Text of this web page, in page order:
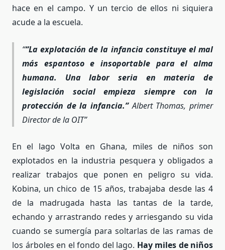
hace en el campo. Y un tercio de ellos ni siquiera
acude a la escuela.
“La explotación de la infancia constituye el mal
más espantoso e insoportable para el alma
humana. Una labor seria en materia de
legislación social empieza siempre con la
protección de la infancia.”Albert Thomas, primer
Director de la OIT
En el lago Volta en Ghana, miles de niños son
explotados en la industria pesquera y obligados a
realizar trabajos que ponen en peligro su vida.
Kobina, un chico de 15 años, trabajaba desde las 4
de la madrugada hasta las tantas de la tarde,
echando y arrastrando redes y arriesgando su vida
cuando se sumergía para soltarlas de las ramas de
los árboles en el fondo del lago. Hay miles de niños